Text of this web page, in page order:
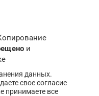
и
данных.
свое согласие
принимаете все